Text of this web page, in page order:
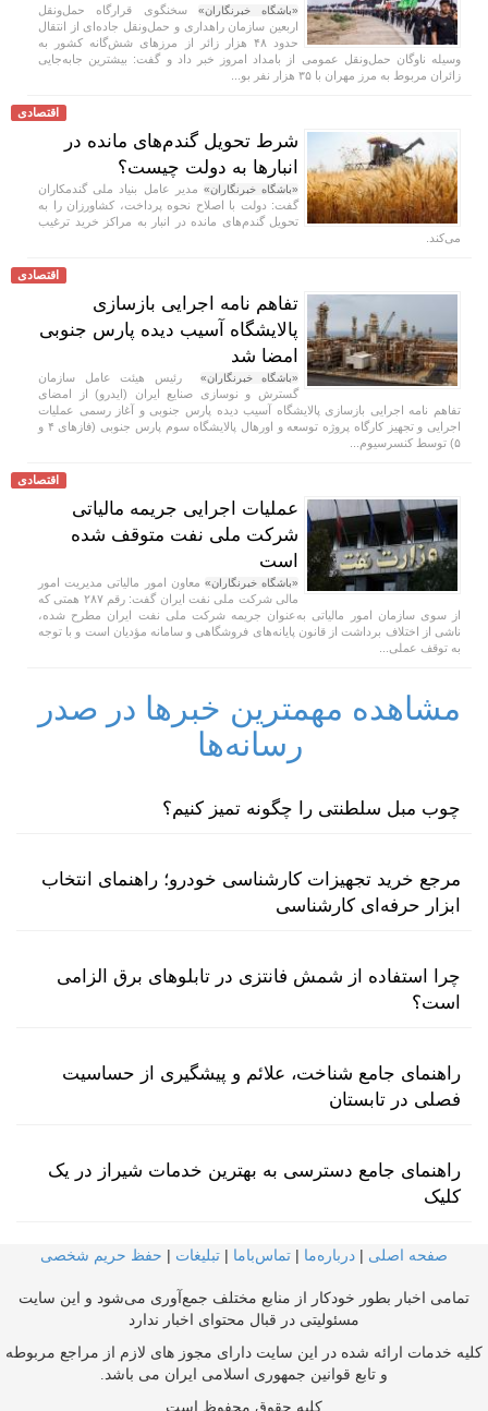
«باشگاه خبرنگاران» سخنگوی قرارگاه حمل‌ونقل
اربعین سازمان راهداری و حمل‌ونقل جاده‌ای از انتقال
حدود ۴۸ هزار زائر از مرز‌های شش‌گانه کشور به
وسیله ناوگان حمل‌ونقل عمومی از بامداد امروز خبر داد و گفت: بیشترین جابه‌جایی
زائران مربوط به مرز مهران با ۳۵ هزار نفر بو...
اقتصادی
شرط تحویل گندم‌های مانده در
انبار‌ها به دولت چیست؟
«باشگاه خبرنگاران» مدیر عامل بنیاد ملی گندمکاران
گفت: دولت با اصلاح نحوه پرداخت، کشاورزان را به
تحویل گندم‌های مانده در انبار به مراکز خرید ترغیب
می‌کند.
اقتصادی
تفاهم نامه اجرایی بازسازی
پالایشگاه آسیب دیده پارس جنوبی
امضا شد
«باشگاه خبرنگاران» رئیس هیئت عامل سازمان
گسترش و نوسازی صنایع ایران (ایدرو) از امضای
تفاهم نامه اجرایی بازسازی پالایشگاه آسیب دیده پارس جنوبی و آغاز رسمی عملیات
اجرایی و تجهیز کارگاه پروژه توسعه و اورهال پالایشگاه سوم پارس جنوبی (فاز‌های ۴ و
۵) توسط کنسرسیوم...
اقتصادی
عملیات اجرایی جریمه مالیاتی
شرکت ملی نفت متوقف شده
است
«باشگاه خبرنگاران» معاون امور مالیاتی مدیریت امور
مالی شرکت ملی نفت ایران گفت: رقم ۲۸۷ همتی که
از سوی سازمان امور مالیاتی به‌عنوان جریمه شرکت ملی نفت ایران مطرح شده،
ناشی از اختلاف برداشت از قانون پایانه‌های فروشگاهی و سامانه مؤدیان است و با توجه
به توقف عملی...
مشاهده مهمترین خبرها در صدر
رسانه‌ها
چوب مبل سلطنتی را چگونه تمیز کنیم؟
مرجع خرید تجهیزات کارشناسی خودرو؛ راهنمای انتخاب
ابزار حرفه‌ای کارشناسی
چرا استفاده از شمش فانتزی در تابلوهای برق الزامی
است؟
راهنمای جامع شناخت، علائم و پیشگیری از حساسیت
فصلی در تابستان
راهنمای جامع دسترسی به بهترین خدمات شیراز در یک
کلیک
صفحه اصلی | درباره‌ما | تماس‌با‌ما | تبلیغات | حفظ حریم شخصی
تمامی اخبار بطور خودکار از منابع مختلف جمع‌آوری می‌شود و این سایت
مسئولیتی در قبال محتوای اخبار ندارد
کلیه خدمات ارائه شده در این سایت دارای مجوز های لازم از مراجع مربوطه
و تابع قوانین جمهوری اسلامی ایران می باشد.
کلیه حقوق محفوظ است